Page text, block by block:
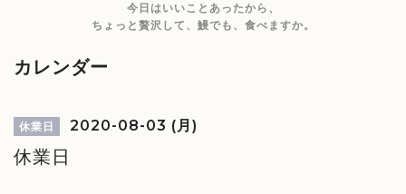
今日はいいことあったから、
ちょっと贅沢して、鰻でも、食べますか。
カレンダー
休業日 2020-08-03 (月)
休業日